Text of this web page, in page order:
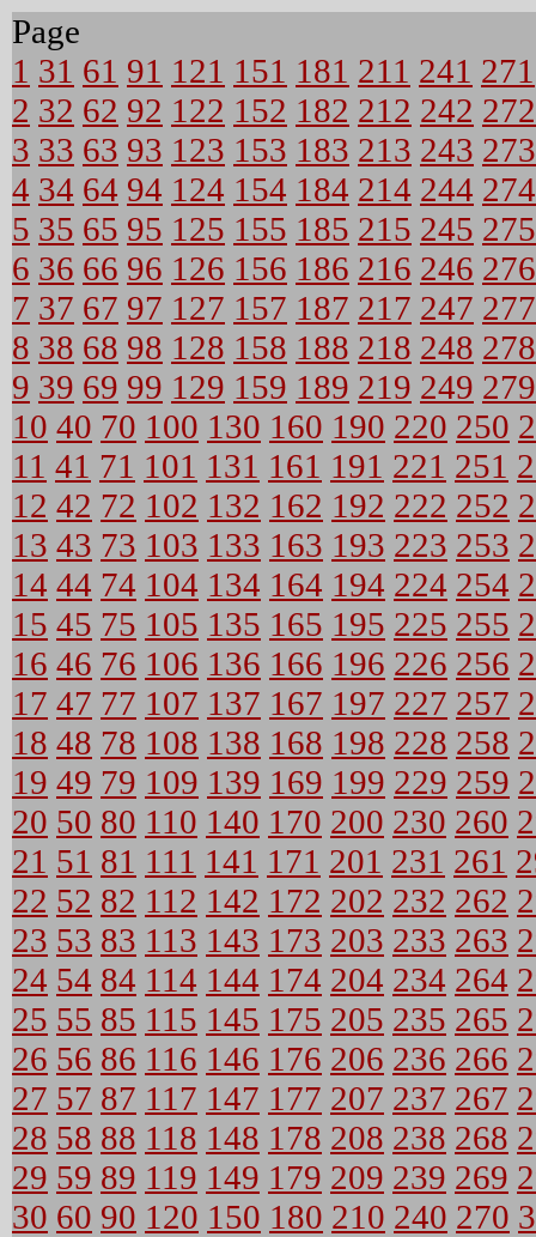
Page
1 31 61 91 121 151 181 211 241 271
2 32 62 92 122 152 182 212 242 272
3 33 63 93 123 153 183 213 243 273
4 34 64 94 124 154 184 214 244 274
5 35 65 95 125 155 185 215 245 275
6 36 66 96 126 156 186 216 246 276
7 37 67 97 127 157 187 217 247 277
8 38 68 98 128 158 188 218 248 278
9 39 69 99 129 159 189 219 249 279
10 40 70 100 130 160 190 220 250
11 41 71 101 131 161 191 221 251
12 42 72 102 132 162 192 222 252
13 43 73 103 133 163 193 223 253
14 44 74 104 134 164 194 224 254
15 45 75 105 135 165 195 225 255
16 46 76 106 136 166 196 226 256
17 47 77 107 137 167 197 227 257
18 48 78 108 138 168 198 228 258
19 49 79 109 139 169 199 229 259
20 50 80 110 140 170 200 230 260
21 51 81 111 141 171 201 231 261
22 52 82 112 142 172 202 232 262
23 53 83 113 143 173 203 233 263
24 54 84 114 144 174 204 234 264
25 55 85 115 145 175 205 235 265
26 56 86 116 146 176 206 236 266
27 57 87 117 147 177 207 237 267
28 58 88 118 148 178 208 238 268
29 59 89 119 149 179 209 239 269
30 60 90 120 150 180 210 240 270